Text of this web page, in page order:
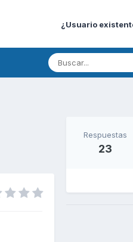
¿Usuario
Respuestas
23